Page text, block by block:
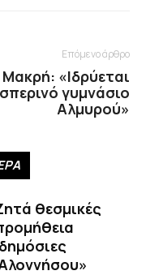
Επόμενο άρθρο
«Ιδρύεται
γυμνάσιο
Αλμυρού»
θεσμικές